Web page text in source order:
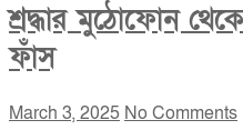
শ্রদ্ধার মুঠোফোন
ফাঁস
March 3, 2025 No Comments